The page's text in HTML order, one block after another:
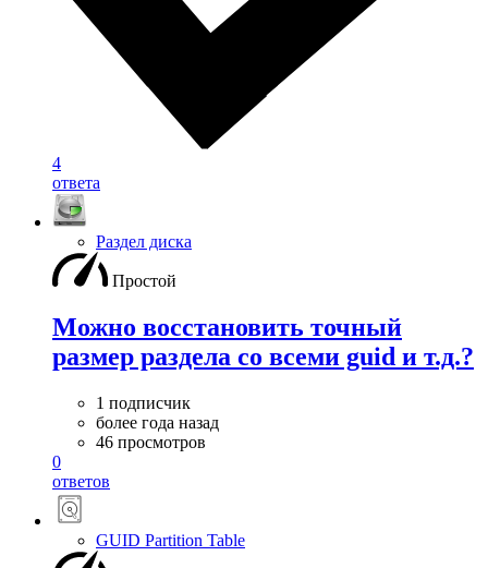
4
ответа
Раздел диска
Простой
Можно восстановить точный
размер раздела со всеми guid и т.д.?
1 подписчик
более года назад
46 просмотров
0
ответов
GUID Partition Table